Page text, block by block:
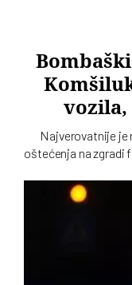
Najverovatnije je
oštećenja na zgradi